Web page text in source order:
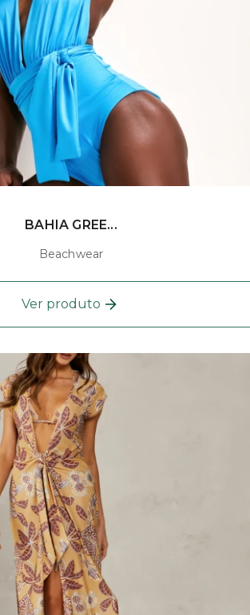
BAHIA GREE...
Beachwear
Ver produto